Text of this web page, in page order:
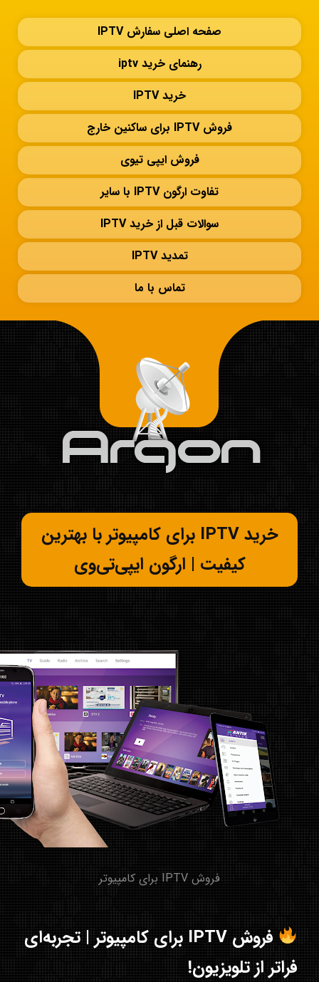
صفحه اصلی سفارش IPTV
رهنمای خرید iptv
خرید IPTV
فروش IPTV برای ساکنین خارج
فروش ایپی تیوی
تفاوت ارگون IPTV با سایر
سوالات قبل از خرید IPTV
تمدید IPTV
تماس با ما
خرید IPTV برای کامپیوتر با بهترین
کیفیت | ارگون ایپی‌تی‌وی
فروش IPTV برای کامپیوتر
فروش IPTV برای کامپیوتر | تجربه‌ای
فراتر از تلویزیون!